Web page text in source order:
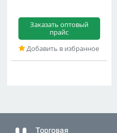
Заказать оптовый
прайс
Добавить в избранное